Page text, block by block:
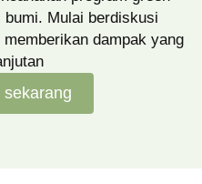
Mulai berdiskusi
dampak yang
sekarang